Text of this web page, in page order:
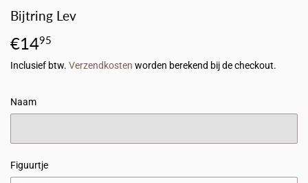
Bijtring Lev
€1495
Inclusief btw. Verzendkosten worden berekend bij de checkout.
Naam
Figuurtje